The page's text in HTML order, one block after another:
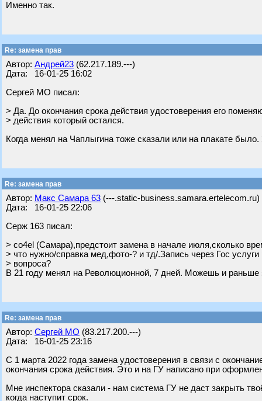
Именно так.
Re: замена прав
Автор: Андрей23 (62.217.189.---)
Дата: 16-01-25 16:02
Сергей МО писал:
> Да. До окончания срока действия удостоверения его
> действия который остался.
Когда менял на Чаплыгина тоже сказали или на плакате
Re: замена прав
Автор: Макс Самара 63 (---.static-business.samara.ertelecom.ru)
Дата: 16-01-25 22:06
Серж 163 писал:
> co4el (Самара),предстоит замена в начале июля,сколько
> что нужно/справка мед,фото-? и тд/.Запись через Гос услуги
> вопроса?
В 21 году менял на Революционной, 7 дней. Можешь и раньше
Re: замена прав
Автор: Сергей МО (83.217.200.---)
Дата: 16-01-25 23:16
С 1 марта 2022 года замена удостоверения в связи с
окончания срока действия. Это и на ГУ написано при
Мне инспектора сказали - нам система ГУ не даст закрыть
когда наступит срок.